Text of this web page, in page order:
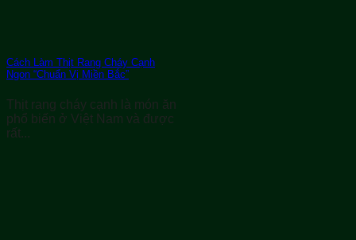
Cách Làm Thịt Rang Cháy Cạnh
Ngon “Chuẩn Vị Miền Bắc”
Thịt rang cháy cạnh là món ăn
phổ biến ở Việt Nam và được
rất...